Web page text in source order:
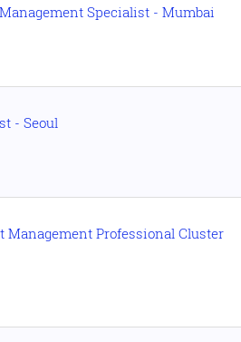
Specialist - Mumbai
- Seoul
Management Professional Cluster